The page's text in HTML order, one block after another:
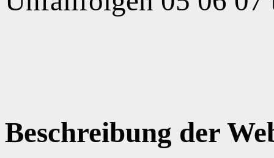
Beschreibung der